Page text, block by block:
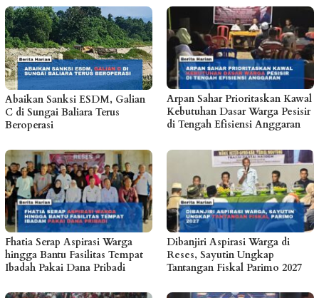
Abaikan Sanksi ESDM, Galian
C di Sungai Baliara Terus
Beroperasi
Arpan Sahar Prioritaskan Kawal
Kebutuhan Dasar Warga Pesisir
di Tengah Efisiensi Anggaran
Fhatia Serap Aspirasi Warga
hingga Bantu Fasilitas Tempat
Ibadah Pakai Dana Pribadi
Dibanjiri Aspirasi Warga di
Reses, Sayutin Ungkap
Tantangan Fiskal Parimo 2027